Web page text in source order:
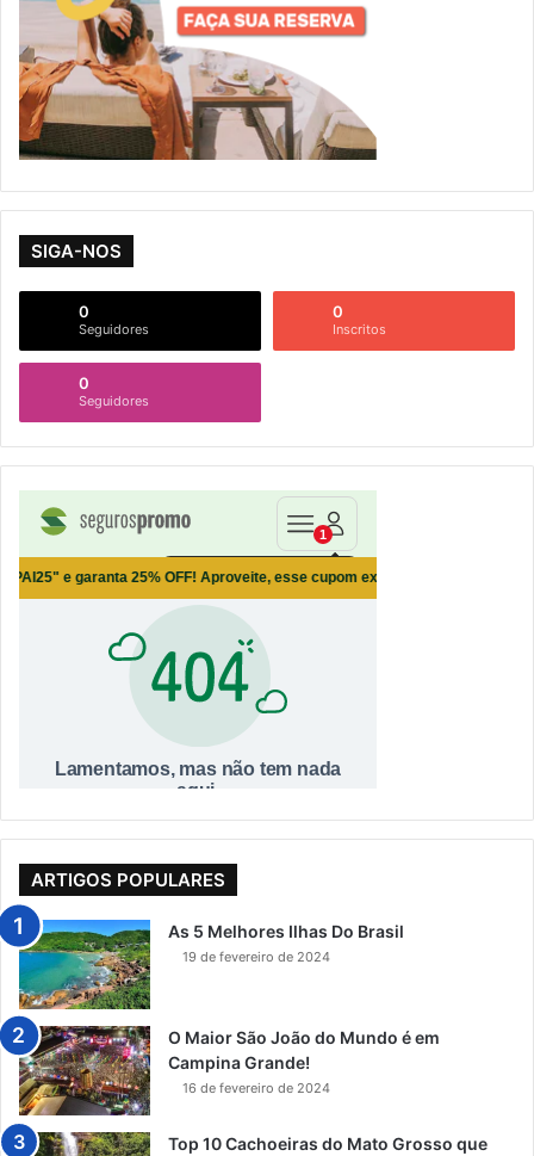
SIGA-NOS
0
Seguidores
0
Inscritos
0
Seguidores
ARTIGOS POPULARES
As 5 Melhores Ilhas Do Brasil
19 de fevereiro de 2024
O Maior São João do Mundo é em
Campina Grande!
16 de fevereiro de 2024
Top 10 Cachoeiras do Mato Grosso que